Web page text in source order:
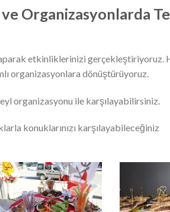
Organizasyonlarda
etkinliklerinizi gerçekleştiriyoruz.
organizasyonlara dönüştürüyoruz.
organizasyonu ile karşılayabilirsiniz.
konuklarınızı karşılayabileceğiniz